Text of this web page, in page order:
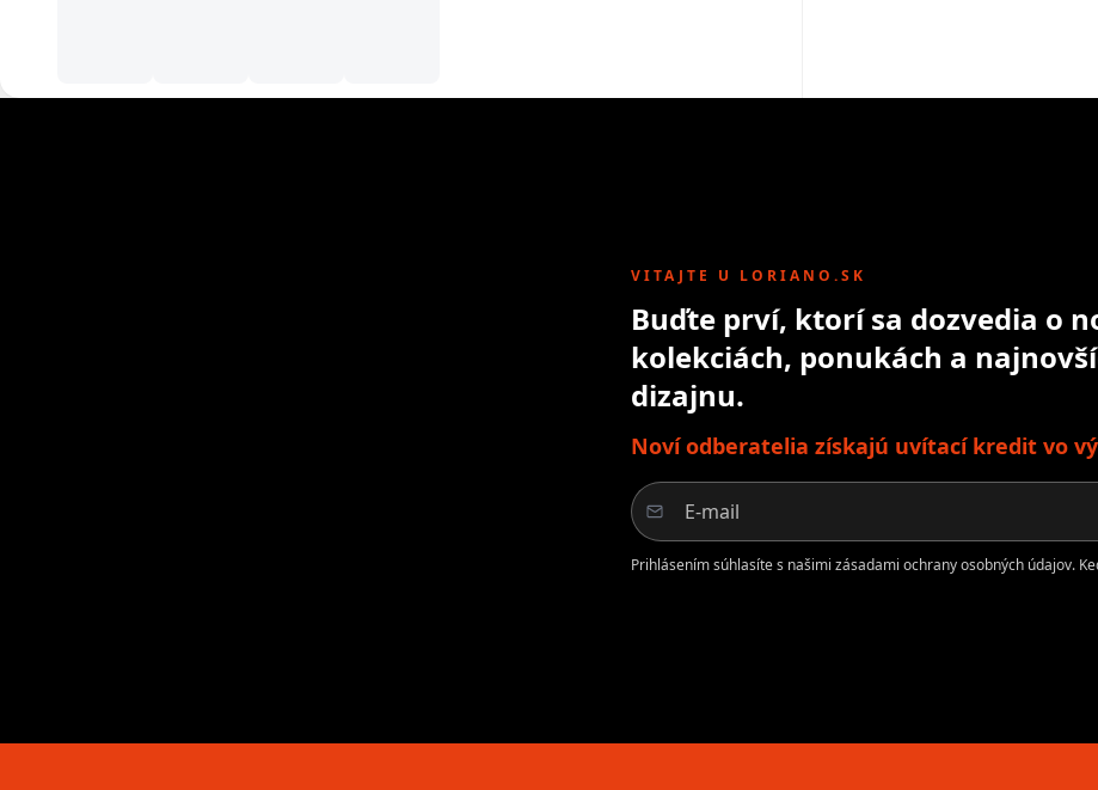
VITAJTE U LORIANO.SK
Buďte prví, ktorí sa dozvedia o
kolekciách, ponukách a
dizajnu.
Noví odberatelia získajú uvítací kredit vo
Prihlásením súhlasíte s našimi zásadami ochrany osobných údajov.